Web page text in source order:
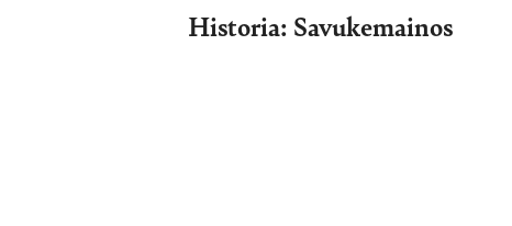
Historia: Savukemainos